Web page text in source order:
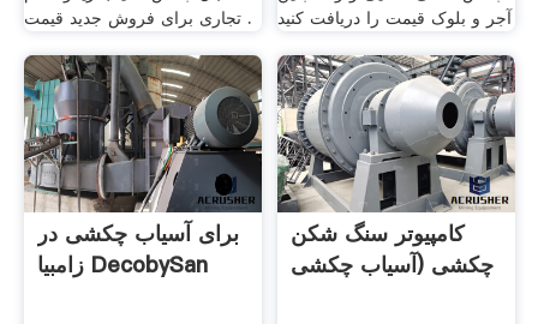
تجاری برای فروش جدید قیمت .
آجر و بلوک قیمت را دریافت کنید
برای آسیاب چکشی در
زامبیا DecobySan
کامپیوتر سنگ شکن
چکشی (آسیاب چکشی